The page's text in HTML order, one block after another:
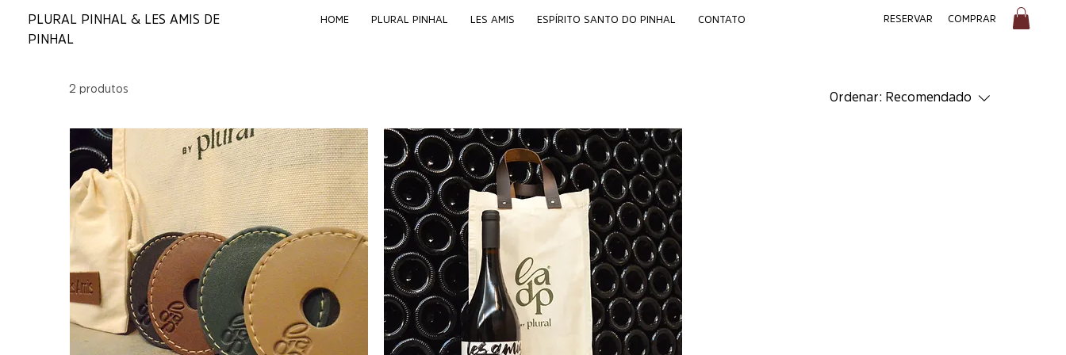
PLURAL PINHAL & LES AMIS DE
PINHAL
RESERVAR COMPRAR
HOME PLURAL PINHAL LES AMIS ESPÍRITO SANTO DO PINHAL CONTATO
2 produtos
Ordenar: Recomendado